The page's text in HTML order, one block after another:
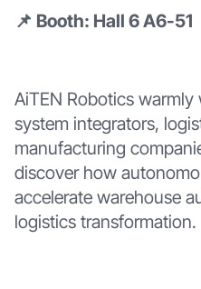
📌 Booth: Hall 6 A6-51
AiTEN Robotics
system integrators,
manufacturing
discover how
accelerate warehouse
logistics transformation.